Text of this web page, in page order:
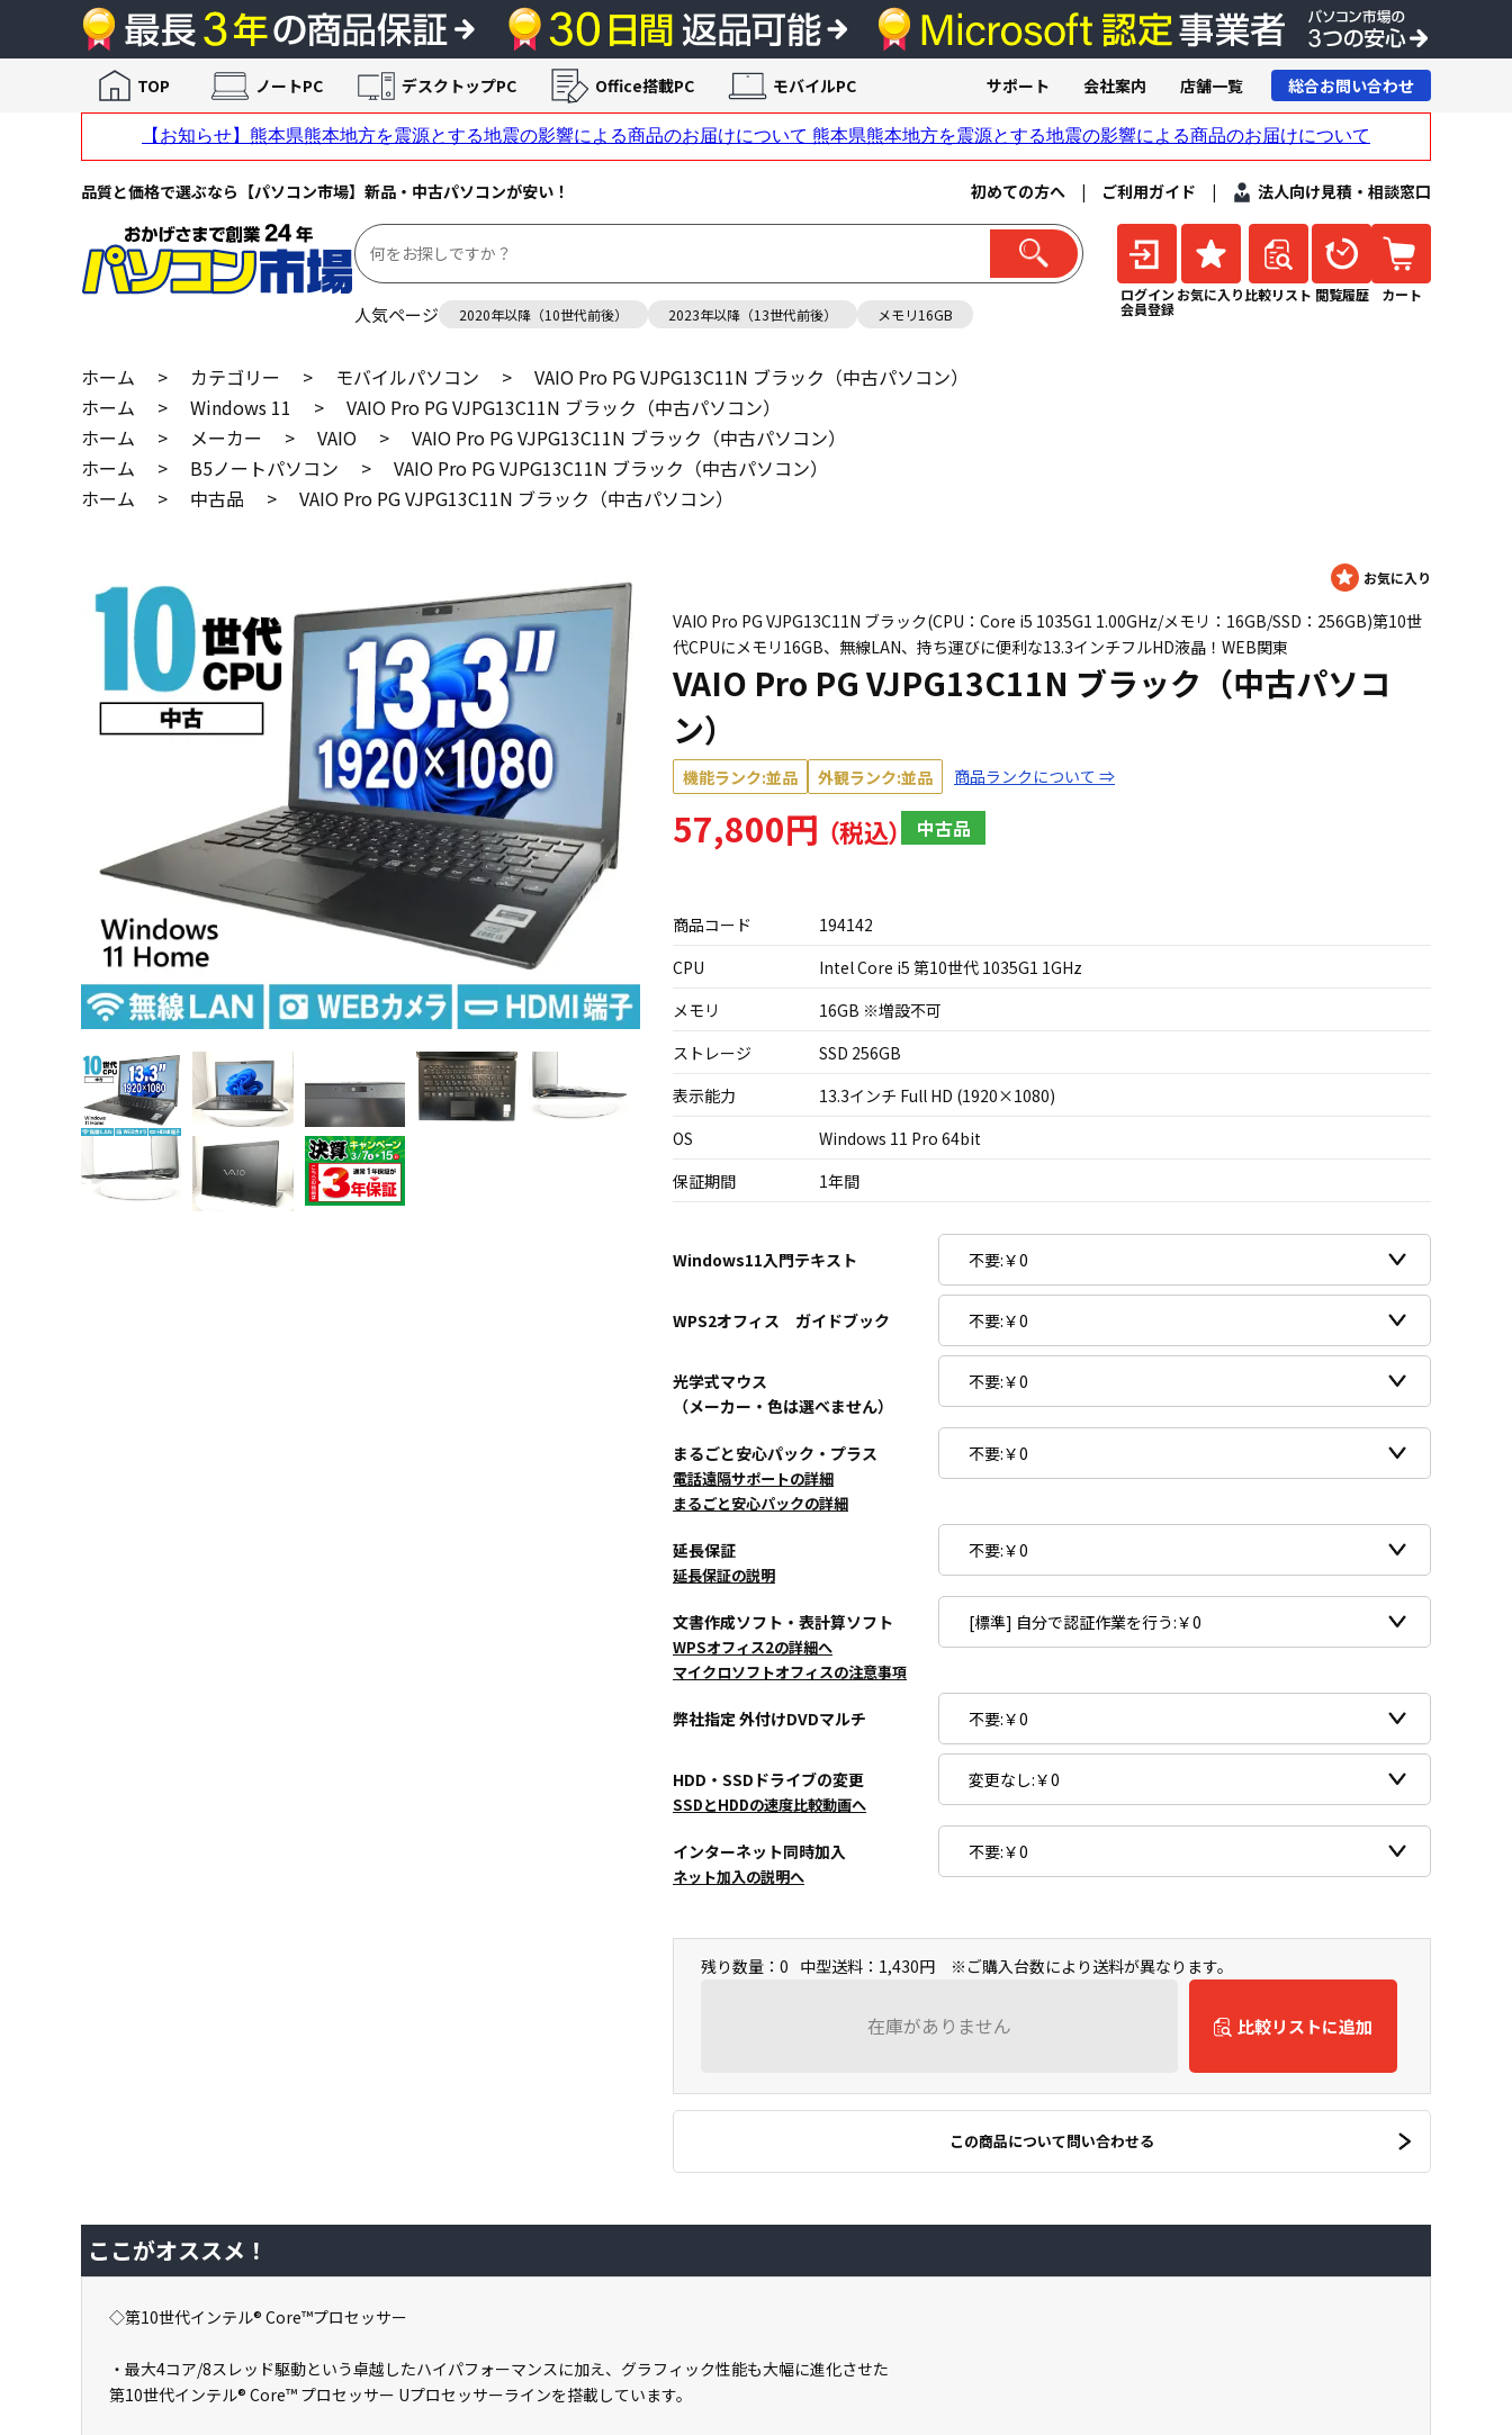
品質と価格で選ぶなら【パソコン市場】新品・中古パソコンが安い！ 初めての方へ | ご利用ガイド | 法人向け見積・相談窓口
人気ページ 2020年以降（10世代前後） 2023年以降（13世代前後） メモリ16GB
ログイン
会員登録
お気に入り 比較リスト 閲覧履歴 カート
TOP ノートPC デスクトップPC Office搭載PC モバイルPC サポート 会社案内 店舗一覧 総合お問い合わせ
ホーム > カテゴリー > モバイルパソコン >
VAIO Pro PG VJPG13C11N ブラック（中古パソコン）
ホーム
> Windows 11 >
VAIO Pro PG VJPG13C11N ブラック（中古パソコン）
ホーム
> メーカー > VAIO >
VAIO Pro PG VJPG13C11N ブラック（中古パソコン）
ホーム
> B5ノートパソコン >
VAIO Pro PG VJPG13C11N ブラック（中古パソコン）
ホーム
> 中古品 > VAIO Pro PG VJPG13C11N ブラック（中古パソコン）
VAIO Pro PG VJPG13C11N ブラック(CPU：Core i5 1035G1 1.00GHz/メモリ：16GB/SSD：256GB)第10世
代CPUにメモリ16GB、無線LAN、持ち運びに便利な13.3インチフルHD液晶！WEB関東
VAIO Pro PG VJPG13C11N ブラック（中古パソコ
ン）
機能ランク:並品 外観ランク:並品 商品ランクについて ⇒
57,800円 中古品
商品コード
194142
CPU
Intel Core i5 第10世代 1035G1 1GHz
メモリ
16GB ※増設不可
ストレージ
SSD 256GB
表示能力
13.3インチ Full HD (1920×1080)
OS
Windows 11 Pro 64bit
保証期間
1年間
Windows11入門テキスト
WPS2オフィス ガイドブック
光学式マウス
（メーカー・色は選べません）
まるごと安心パック・プラス
電話遠隔サポートの詳細
まるごと安心パックの詳細
延長保証
延長保証の説明
文書作成ソフト・表計算ソフト
WPSオフィス2の詳細へ
マイクロソフトオフィスの注意事項
弊社指定 外付けDVDマルチ
HDD・SSDドライブの変更
SSDとHDDの速度比較動画へ
インターネット同時加入
ネット加入の説明へ
残り数量：0 中型送料：1,430円 ※ご購入台数により送料が異なります。
在庫がありません 比較リストに追加
この商品について問い合わせる
ここがオススメ！
◇第10世代インテル® Core™プロセッサー
・最大4コア/8スレッド駆動という卓越したハイパフォーマンスに加え、グラフィック性能も大幅に進化させた
第10世代インテル® Core™ プロセッサー Uプロセッサーラインを搭載しています。